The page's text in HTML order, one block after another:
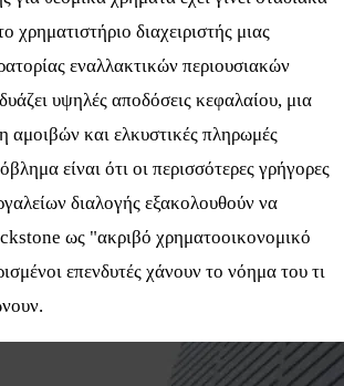
χρηματιστήριο διαχειριστής μιας
εναλλακτικών περιουσιακών
υψηλές αποδόσεις κεφαλαίου, μια
αμοιβών και ελκυστικές πληρωμές
είναι ότι οι περισσότερες γρήγορες
διαλογής εξακολουθούν να
ως "ακριβό χρηματοοικονομικό
επενδυτές χάνουν το νόημα του τι